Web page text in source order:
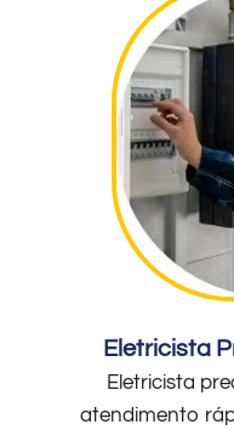
Eletricista
Eletricista
atendimento